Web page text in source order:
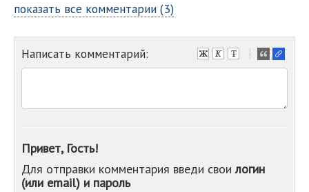
показать все комментарии (3)
Написать комментарий:
-
-
-
-
Привет, Гость!
Для отправки комментария введи своилогин
(или email) и пароль